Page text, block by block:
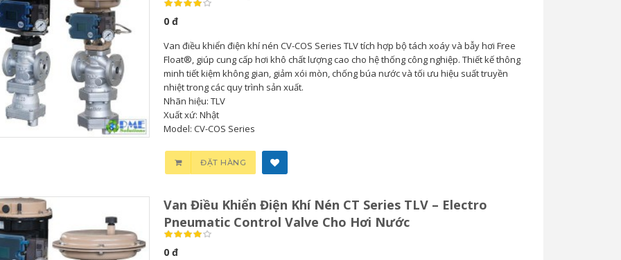
0 đ
Van điều khiển điện khí nén CV-COS Series TLV tích hợp bộ tách xoáy và bẫy hơi Free
Float®, giúp cung cấp hơi khô chất lượng cao cho hệ thống công nghiệp. Thiết kế thông
minh tiết kiệm không gian, giảm xói mòn, chống búa nước và tối ưu hiệu suất truyền
nhiệt trong các quy trình sản xuất.
Nhãn hiệu: TLV
Xuất xứ: Nhật
Model: CV-COS Series
ĐẶT HÀNG
Van Điều Khiển Điện Khí Nén CT Series TLV – Electro
Pneumatic Control Valve Cho Hơi Nước
0 đ
Bơm Thu Hồi Nước
Bơm Thu Hồi Nước
Ngưng Chân...
Van Giảm Áp Hơi TLV
COS Series...
0